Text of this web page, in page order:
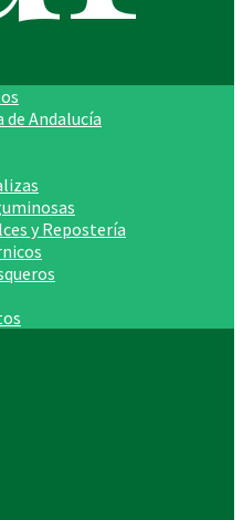
de Andalucía
y Repostería